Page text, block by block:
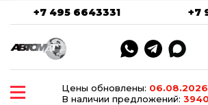
+7 495 6643331 +7
Цены обновлены: 06.08.2026
В наличии предложений: